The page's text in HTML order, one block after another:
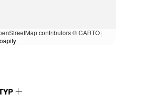
contributors © CARTO |